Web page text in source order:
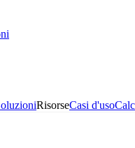
RisorseCasi d'uso